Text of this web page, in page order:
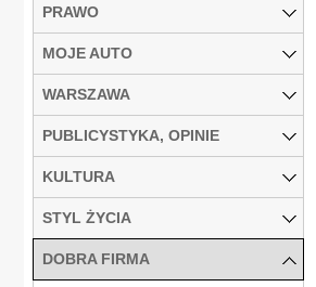
PRAWO
MOJE AUTO
WARSZAWA
PUBLICYSTYKA, OPINIE
KULTURA
STYL ŻYCIA
DOBRA FIRMA